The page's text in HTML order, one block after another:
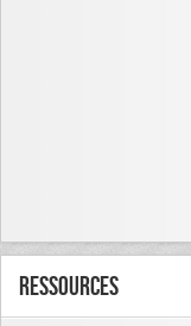
Ressources